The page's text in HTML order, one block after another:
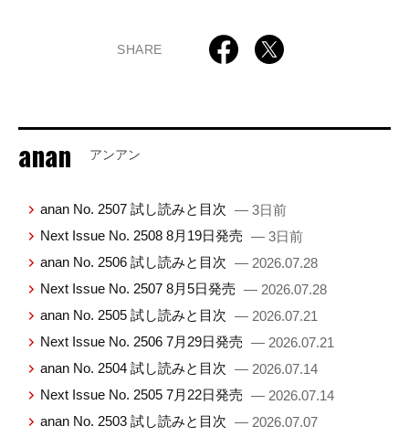
SHARE
anan アンアン
anan No. 2507 試し読みと目次 — 3日前
Next Issue No. 2508 8月19日発売 — 3日前
anan No. 2506 試し読みと目次 — 2026.07.28
Next Issue No. 2507 8月5日発売 — 2026.07.28
anan No. 2505 試し読みと目次 — 2026.07.21
Next Issue No. 2506 7月29日発売 — 2026.07.21
anan No. 2504 試し読みと目次 — 2026.07.14
Next Issue No. 2505 7月22日発売 — 2026.07.14
anan No. 2503 試し読みと目次 — 2026.07.07